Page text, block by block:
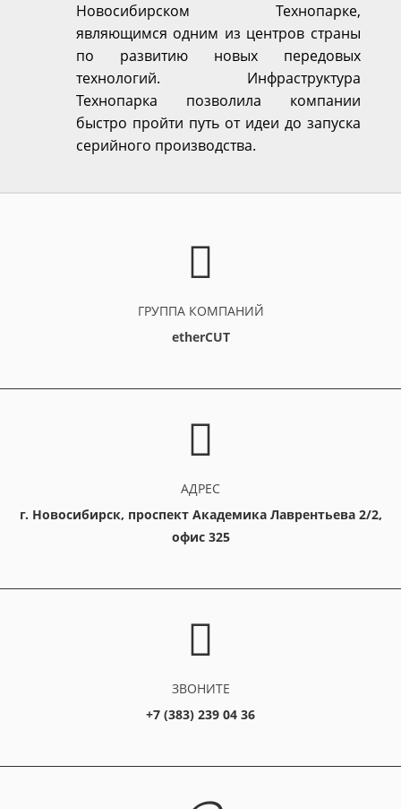
Новосибирском Технопарке,
являющимся одним из центров страны
по развитию новых передовых
технологий. Инфраструктура
Технопарка позволила компании
быстро пройти путь от идеи до запуска
серийного производства.
ГРУППА КОМПАНИЙ
etherCUT
АДРЕС
г. Новосибирск, проспект Академика Лаврентьева 2/2,
офис 325
ЗВОНИТЕ
+7 (383) 239 04 36